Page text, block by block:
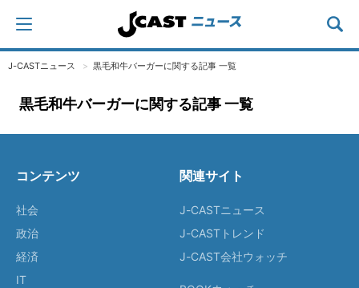
J-CASTニュース 黒毛和牛バーガーに関する記事 一覧
黒毛和牛バーガーに関する記事 一覧
コンテンツ
社会
政治
経済
IT
関連サイト
J-CASTニュース
J-CASTトレンド
J-CAST会社ウォッチ